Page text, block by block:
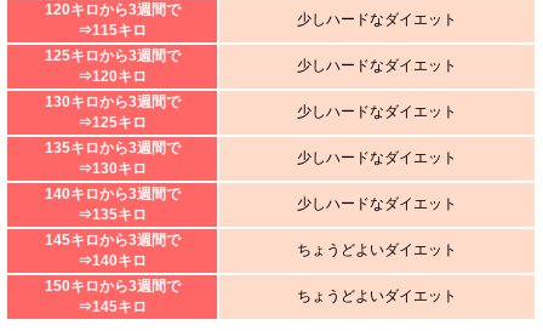
120キロから3週間で
⇒115キロ
少しハードなダイエット
125キロから3週間で
⇒120キロ
少しハードなダイエット
130キロから3週間で
⇒125キロ
少しハードなダイエット
135キロから3週間で
⇒130キロ
少しハードなダイエット
140キロから3週間で
⇒135キロ
少しハードなダイエット
145キロから3週間で
⇒140キロ
ちょうどよいダイエット
150キロから3週間で
⇒145キロ
ちょうどよいダイエット